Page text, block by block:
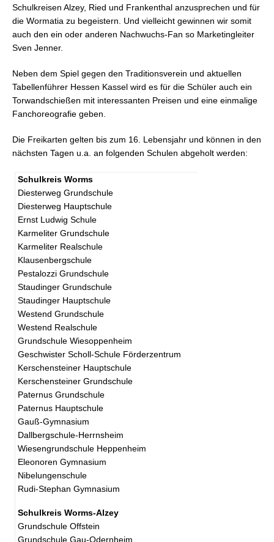
Schulkreisen Alzey, Ried und Frankenthal anzusprechen und für
die Wormatia zu begeistern. Und vielleicht gewinnen wir somit
auch den ein oder anderen Nachwuchs-Fan so Marketingleiter
Sven Jenner.
Neben dem Spiel gegen den Traditionsverein und aktuellen
Tabellenführer Hessen Kassel wird es für die Schüler auch ein
Torwandschießen mit interessanten Preisen und eine einmalige
Fanchoreografie geben.
Die Freikarten gelten bis zum 16. Lebensjahr und können in den
nächsten Tagen u.a. an folgenden Schulen abgeholt werden:
Schulkreis Worms
Diesterweg Grundschule
Diesterweg Hauptschule
Ernst Ludwig Schule
Karmeliter Grundschule
Karmeliter Realschule
Klausenbergschule
Pestalozzi Grundschule
Staudinger Grundschule
Staudinger Hauptschule
Westend Grundschule
Westend Realschule
Grundschule Wiesoppenheim
Geschwister Scholl-Schule Förderzentrum
Kerschensteiner Hauptschule
Kerschensteiner Grundschule
Paternus Grundschule
Paternus Hauptschule
Gauß-Gymnasium
Dallbergschule-Herrnsheim
Wiesengrundschule Heppenheim
Eleonoren Gymnasium
Nibelungenschule
Rudi-Stephan Gymnasium
Schulkreis Worms-Alzey
Grundschule Offstein
Grundschule Gau-Odernheim